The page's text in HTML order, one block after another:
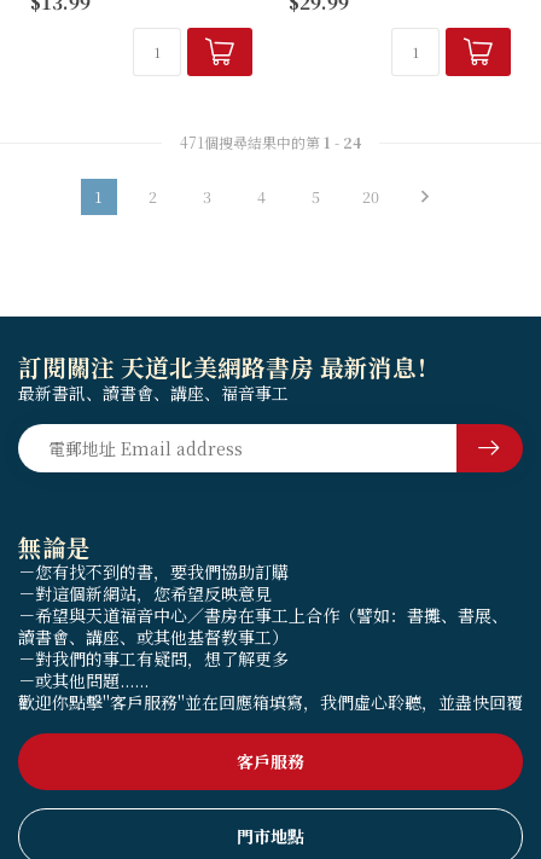
* 背面磁貼，可貼於雪櫃 *
風格。這款托特包專為尋求既
具深意又時尚的鼓舞方式的基
督徒女性而設計。
471個搜尋結果中的第 1 - 24
1 2 3 4 5 20
無論是
－您有找不到的書，要我們協助訂購
－對這個新網站，您希望反映意見
－希望與天道福音中心／書房在事工上合作（譬如：書攤、書展、
讀書會、講座、或其他基督教事工）
－對我們的事工有疑問，想了解更多
－或其他問題......
歡迎你點擊"客戶服務"並在回應箱填寫，我們虛心聆聽，並盡快回覆
客戶服務
門市地點
訂閱關注 天道北美網路書房 最新消息！
最新書訊、讀書會、講座、福音事工